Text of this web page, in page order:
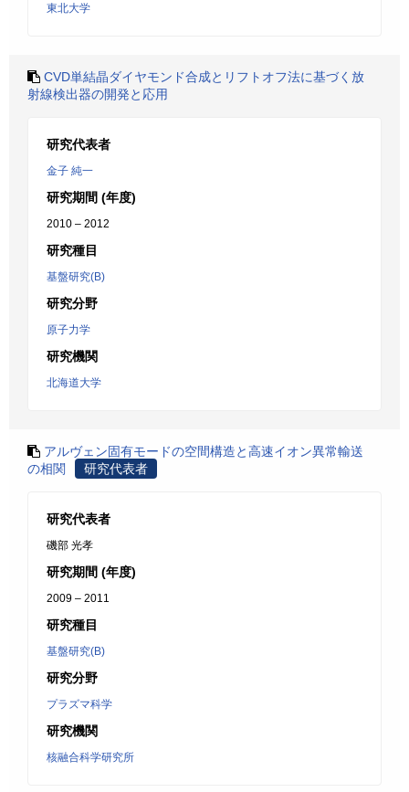
東北大学
CVD単結晶ダイヤモンド合成とリフトオフ法に基づく放
射線検出器の開発と応用
研究代表者
金子 純一
研究期間 (年度)
2010 – 2012
研究種目
基盤研究(B)
研究分野
原子力学
研究機関
北海道大学
アルヴェン固有モードの空間構造と高速イオン異常輸送
の相関
研究代表者
研究代表者
磯部 光孝
研究期間 (年度)
2009 – 2011
研究種目
基盤研究(B)
研究分野
プラズマ科学
研究機関
核融合科学研究所